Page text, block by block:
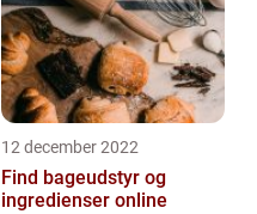
12 december 2022
Find bageudstyr og
ingredienser online